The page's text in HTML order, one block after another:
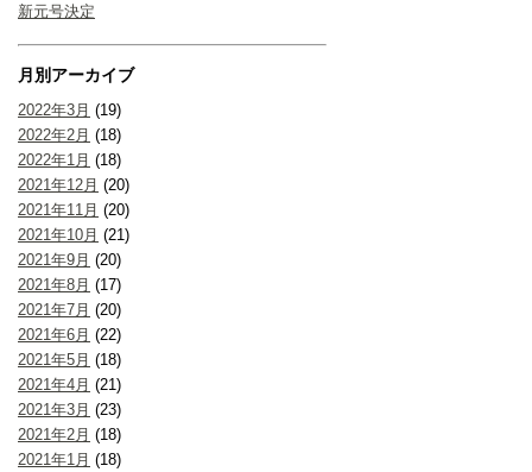
新元号決定
月別アーカイブ
2022年3月 (19)
2022年2月 (18)
2022年1月 (18)
2021年12月 (20)
2021年11月 (20)
2021年10月 (21)
2021年9月 (20)
2021年8月 (17)
2021年7月 (20)
2021年6月 (22)
2021年5月 (18)
2021年4月 (21)
2021年3月 (23)
2021年2月 (18)
2021年1月 (18)